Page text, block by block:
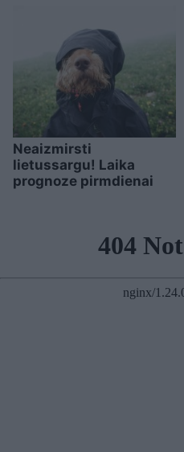
Neaizmirsti
lietussargu! Laika
prognoze pirmdienai